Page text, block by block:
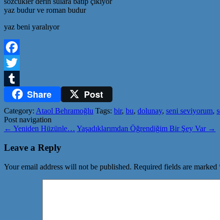
yaz budur ve roman budur
yaz beni yaralıyor
Facebook
Twitter
Tumblr Share Post
Category: Ataol Behramoğlu Tags: bir, bu, dolunay, seni seviyorum,
Post navigation
← Yeniden Hüzünle… Yaşadıklarımdan Öğrendiğim Bir Şey Var →
Leave a Reply
Your email address will not be published. Required fields are marked